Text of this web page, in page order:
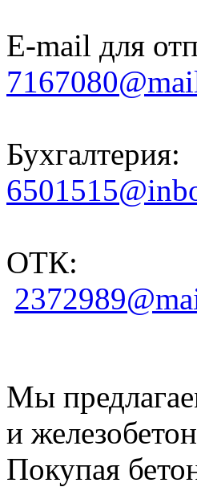
E-mail для
Бухгалтерия:
ОТК:
Мы
и
Покупая